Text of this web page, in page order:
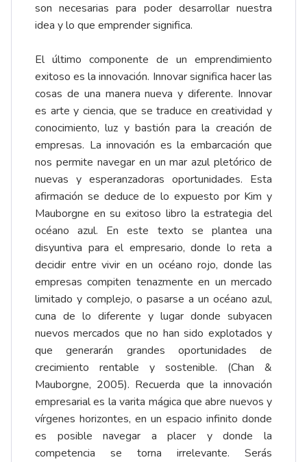
son necesarias para poder desarrollar nuestra
idea y lo que emprender significa.
El último componente de un emprendimiento
exitoso es la innovación. Innovar significa hacer las
cosas de una manera nueva y diferente. Innovar
es arte y ciencia, que se traduce en creatividad y
conocimiento, luz y bastión para la creación de
empresas. La innovación es la embarcación que
nos permite navegar en un mar azul pletórico de
nuevas y esperanzadoras oportunidades. Esta
afirmación se deduce de lo expuesto por Kim y
Mauborgne en su exitoso libro la estrategia del
océano azul. En este texto se plantea una
disyuntiva para el empresario, donde lo reta a
decidir entre vivir en un océano rojo, donde las
empresas compiten tenazmente en un mercado
limitado y complejo, o pasarse a un océano azul,
cuna de lo diferente y lugar donde subyacen
nuevos mercados que no han sido explotados y
que generarán grandes oportunidades de
crecimiento rentable y sostenible. (Chan &
Mauborgne, 2005). Recuerda que la innovación
empresarial es la varita mágica que abre nuevos y
vírgenes horizontes, en un espacio infinito donde
es posible navegar a placer y donde la
competencia se torna irrelevante. Serás